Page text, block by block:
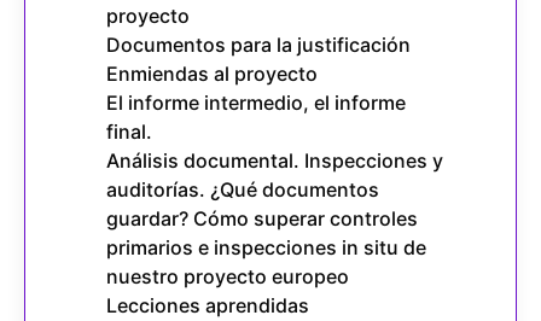
proyecto
Documentos para la justificación
Enmiendas al proyecto
El informe intermedio, el informe
final.
Análisis documental. Inspecciones y
auditorías. ¿Qué documentos
guardar? Cómo superar controles
primarios e inspecciones in situ de
nuestro proyecto europeo
Lecciones aprendidas